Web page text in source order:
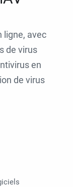
ligne, avec
de virus
en
de virus